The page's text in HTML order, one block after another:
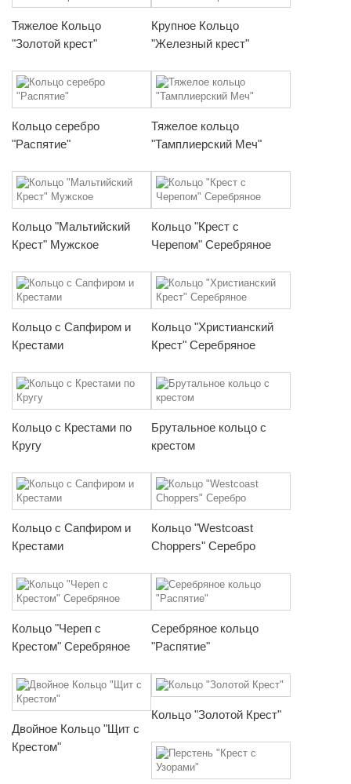
Тяжелое Кольцо
"Золотой крест"
Крупное Кольцо
"Железный крест"
Кольцо серебро
"Распятие"
Тяжелое кольцо
"Тамплиерский Меч"
Кольцо "Мальтийский
Крест" Мужское
Кольцо "Крест с
Черепом" Серебряное
Кольцо с Сапфиром и
Крестами
Кольцо "Христианский
Крест" Серебряное
Кольцо с Крестами по
Кругу
Брутальное кольцо с
крестом
Кольцо с Сапфиром и
Крестами
Кольцо "Westcoast
Choppers" Серебро
Кольцо "Череп с
Крестом" Серебряное
Серебряное кольцо
"Распятие"
Двойное Кольцо "Щит с
Крестом"
Кольцо "Золотой Крест"